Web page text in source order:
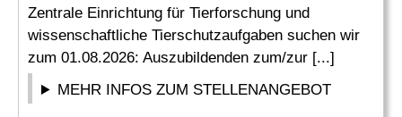
Zentrale Einrichtung für Tierforschung und
wissenschaftliche Tierschutzaufgaben suchen wir
zum 01.08.2026: Auszubildenden zum/zur [...]
MEHR INFOS ZUM STELLENANGEBOT